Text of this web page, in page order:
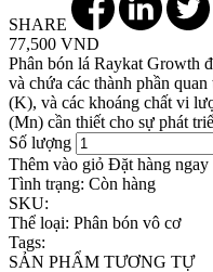
SHARE
77,500 VND
Phân bón lá Raykat Growth
và chứa các thành phần
(K), và các khoáng chất vi
(Mn) cần thiết cho sự phát
Số lượng
Thêm vào giỏ Đặt hàng ngay
Tình trạng: Còn hàng
SKU:
Thể loại: Phân bón vô cơ
Tags:
SẢN PHẨM TƯƠNG TỰ